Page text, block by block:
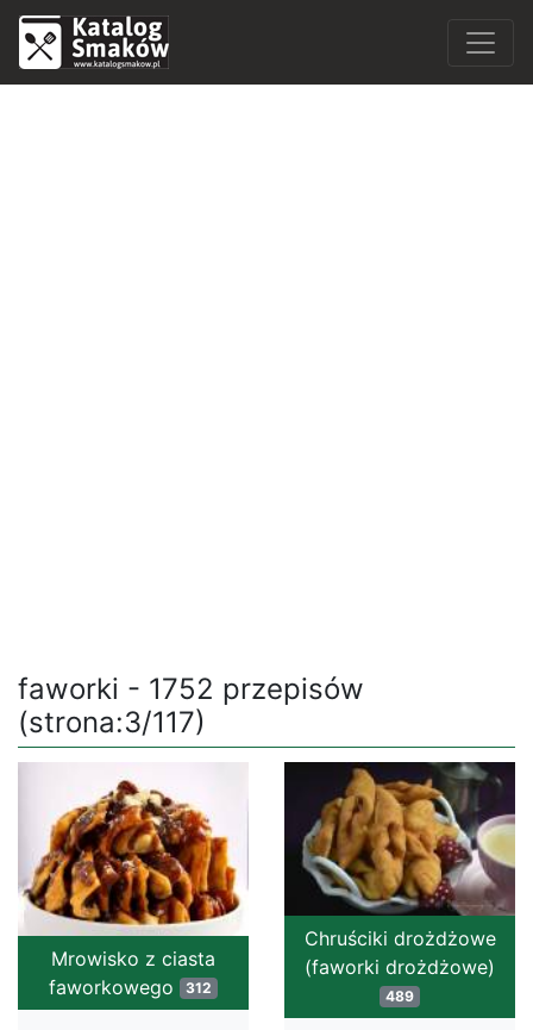
faworki - 1752 przepisów
(strona:3/117)
Mrowisko z ciasta
faworkowego 312
Chruściki drożdżowe
(faworki drożdżowe)
489